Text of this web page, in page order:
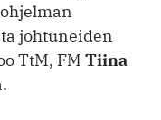
johtuneiden
TtM, FM Tiina